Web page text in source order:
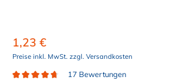
1,23 €
Preise inkl. MwSt. zzgl. Versandkosten
17 Bewertungen